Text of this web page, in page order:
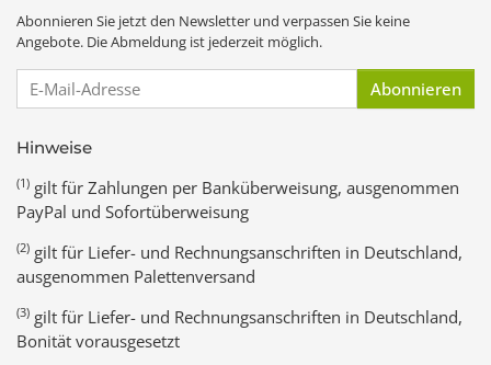
Abonnieren Sie jetzt den Newsletter und verpassen Sie keine
Angebote. Die Abmeldung ist jederzeit möglich.
E-Mail-Adresse Abonnieren
Hinweise
(1) gilt für Zahlungen per Banküberweisung, ausgenommen
PayPal und Sofortüberweisung
(2) gilt für Liefer- und Rechnungsanschriften in Deutschland,
ausgenommen Palettenversand
(3) gilt für Liefer- und Rechnungsanschriften in Deutschland,
Bonität vorausgesetzt